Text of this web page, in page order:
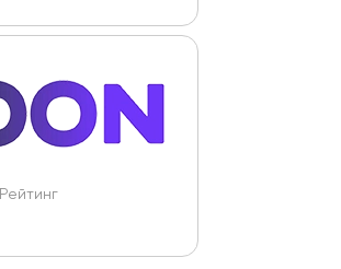
Рейтинг